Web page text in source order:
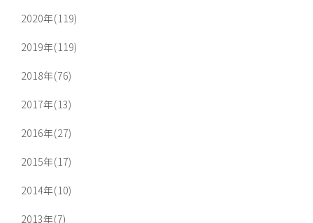
2020年(119)
2019年(119)
2018年(76)
2017年(13)
2016年(27)
2015年(17)
2014年(10)
2013年(7)